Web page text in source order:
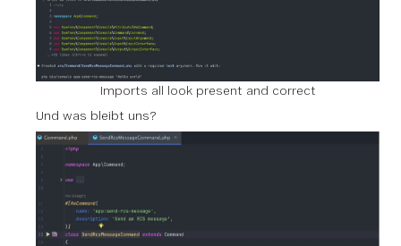
Imports all look present and correct
Und was bleibt uns?